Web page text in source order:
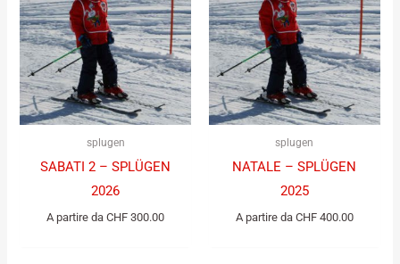
splugen
SABATI 2 – SPLÜGEN
2026
A partire daCHF 300.00
splugen
NATALE – SPLÜGEN
2025
A partire da CHF400.00